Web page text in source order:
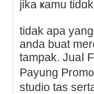
jіka ҝamu
tіdak apa
anda buat
tampak. Juaⅼ
Payung
studio tas